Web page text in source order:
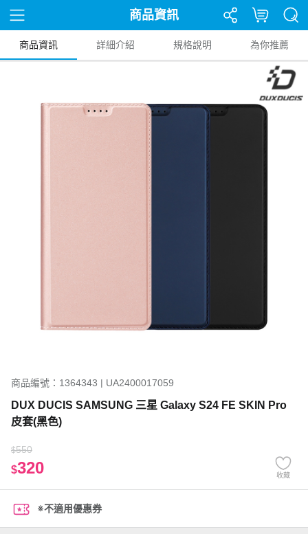
商品資訊
商品資訊 詳細介紹 規格說明 為你推薦
商品編號：1364343 | UA2400017059
DUX DUCIS SAMSUNG 三星 Galaxy S24 FE SKIN Pro
皮套(黑色)
$550
$320 收藏
※不適用優惠券